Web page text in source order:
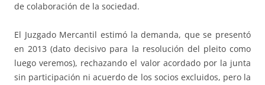
de colaboración de la sociedad.
El Juzgado Mercantil estimó la demanda, que se presentó
en 2013 (dato decisivo para la resolución del pleito como
luego veremos), rechazando el valor acordado por la junta
sin participación ni acuerdo de los socios excluidos, pero la